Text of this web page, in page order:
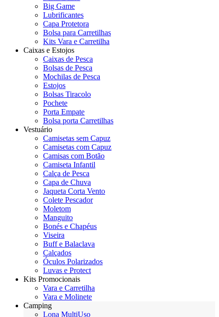
Big Game
Lubrificantes
Capa Protetora
Bolsa para Carretilhas
Kits Vara e Carretilha
Caixas e Estojos
Caixas de Pesca
Bolsas de Pesca
Mochilas de Pesca
Estojos
Bolsas Tiracolo
Pochete
Porta Empate
Bolsa porta Carretilhas
Vestuário
Camisetas sem Capuz
Camisetas com Capuz
Camisas com Botão
Camiseta Infantil
Calça de Pesca
Capa de Chuva
Jaqueta Corta Vento
Colete Pescador
Moletom
Manguito
Bonés e Chapéus
Viseira
Buff e Balaclava
Calçados
Óculos Polarizados
Luvas e Protect
Kits Promocionais
Vara e Carretilha
Vara e Molinete
Camping
Lona MultiUso